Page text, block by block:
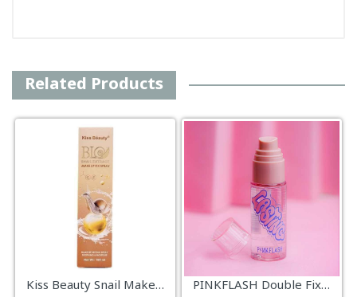
Related Products
Kiss Beauty Snail Makeup Setting Spray with Snail Extract – 100ml PINKFLASH Double Fixing Setting Spray - 40ml